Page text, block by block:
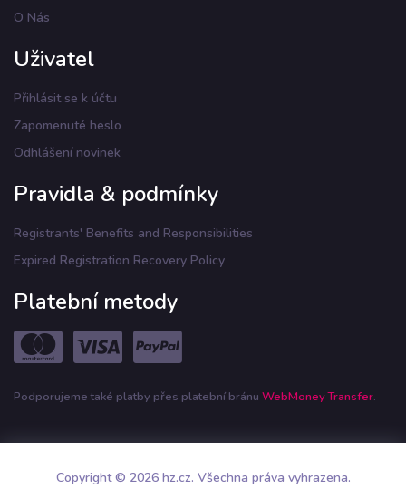
O Nás
Uživatel
Přihlásit se k účtu
Zapomenuté heslo
Odhlášení novinek
Pravidla & podmínky
Registrants' Benefits and Responsibilities
Expired Registration Recovery Policy
Platební metody
Podporujeme také platby přes platební bránu WebMoney Transfer.
Copyright © 2026 hz.cz. Všechna práva vyhrazena.